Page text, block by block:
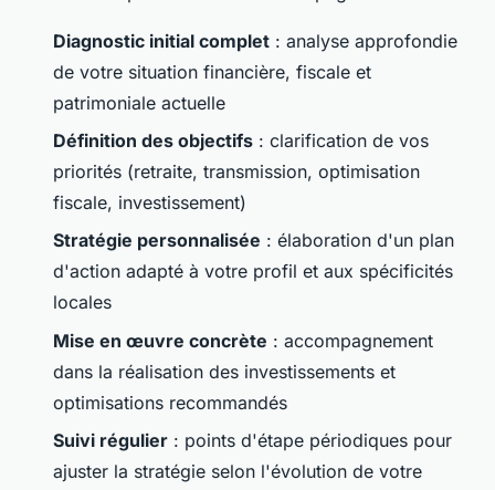
Diagnostic initial complet : analyse approfondie
de votre situation financière, fiscale et
patrimoniale actuelle
Définition des objectifs : clarification de vos
priorités (retraite, transmission, optimisation
fiscale, investissement)
Stratégie personnalisée : élaboration d'un plan
d'action adapté à votre profil et aux spécificités
locales
Mise en œuvre concrète : accompagnement
dans la réalisation des investissements et
optimisations recommandés
Suivi régulier : points d'étape périodiques pour
ajuster la stratégie selon l'évolution de votre